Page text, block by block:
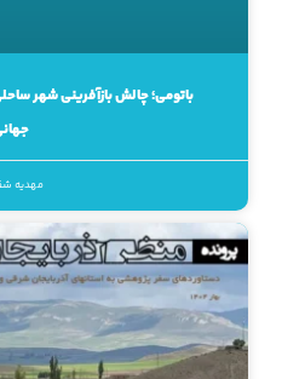
باتومی؛ چالش بازآفرینی شهر
مهدیه